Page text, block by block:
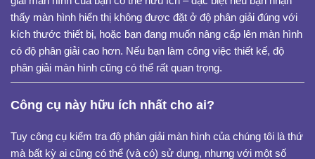
thấy màn hình hiển thị không được đặt ở độ phân giải đúng với
kích thước thiết bị, hoặc bạn đang muốn nâng cấp lên màn hình
có độ phân giải cao hơn. Nếu bạn làm công việc thiết kế, độ
phân giải màn hình cũng có thể rất quan trọng.
Công cụ này hữu ích nhất cho ai?
Tuy công cụ kiểm tra độ phân giải màn hình của chúng tôi là thứ
mà bất kỳ ai cũng có thể (và có) sử dụng, nhưng với một số